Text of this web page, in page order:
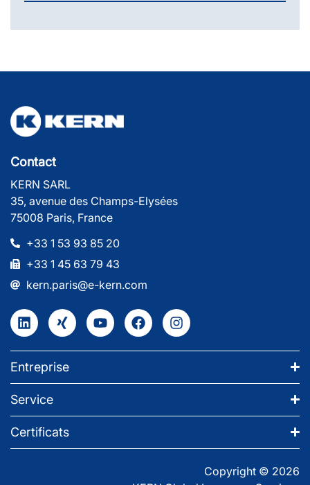
Contact
KERN SARL
35, avenue des Champs-Elysées
75008 Paris, France
+33 1 53 93 85 20
+33 1 45 63 79 43
kern.paris@e-kern.com
Entreprise
Service
Certificats
Copyright © 2026